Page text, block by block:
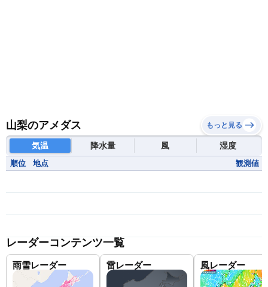
山梨のアメダス もっと見る
気温 降水量 風 湿度
順位 地点 観測値
レーダーコンテンツ一覧
雨雪レーダー 雷レーダー 風レーダー